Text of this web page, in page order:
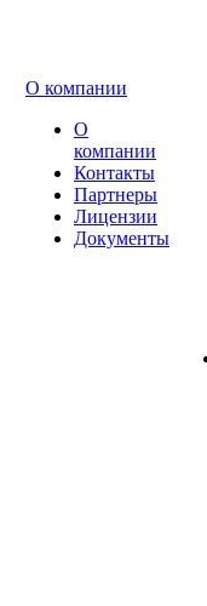
О компании
О
компании
Контакты
Партнеры
Лицензии
Документы